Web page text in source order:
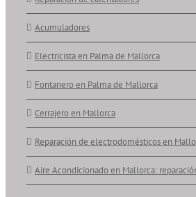
Acumuladores
Electricista en Palma de Mallorca
Fontanero en Palma de Mallorca
Cerrajero en Mallorca
Reparación de electrodomésticos en
Aire Acondicionado en Mallorca: